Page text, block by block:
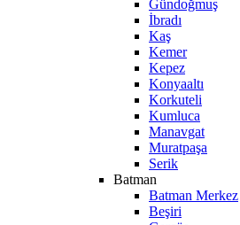
Gündoğmuş
İbradı
Kaş
Kemer
Kepez
Konyaaltı
Korkuteli
Kumluca
Manavgat
Muratpaşa
Serik
Batman
Batman Merkez
Beşiri